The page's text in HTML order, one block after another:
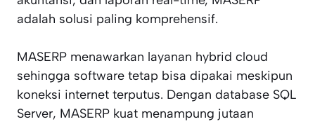
adalah solusi paling komprehensif.
MASERP menawarkan layanan hybrid cloud
sehingga software tetap bisa dipakai meskipun
koneksi internet terputus. Dengan database SQL
Server, MASERP kuat menampung jutaan